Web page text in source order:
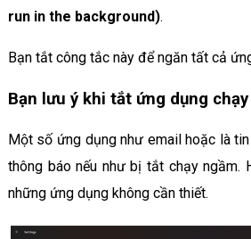
run in the background).
Bạn tắt công tắc này để ngăn tất cả
Bạn lưu ý khi tắt ứng dụng
Một số ứng dụng như email hoặc là
thông báo nếu như bị tắt chạy ngầm.
những ứng dụng không cần thiết.